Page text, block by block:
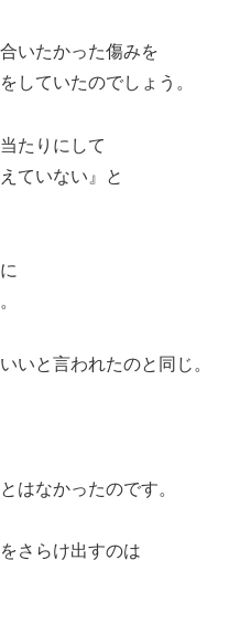
いたかった傷みを
していたのでしょう。
たりにして
ていない』と
いと言われたのと同じ。
はなかったのです。
さらけ出すのは